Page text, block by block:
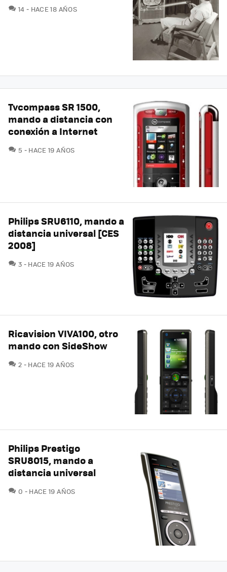
14 COMENTARIOS
HACE 18 AÑOS
Tvcompass SR 1500,
mando a distancia con
conexión a Internet
5 COMENTARIOS
HACE 19 AÑOS
Philips SRU6110, mando a
distancia universal [CES
2008]
3 COMENTARIOS
HACE 19 AÑOS
Ricavision VIVA100, otro
mando con SideShow
2 COMENTARIOS
HACE 19 AÑOS
Philips Prestigo
SRU8015, mando a
distancia universal
0 COMENTARIOS
HACE 19 AÑOS